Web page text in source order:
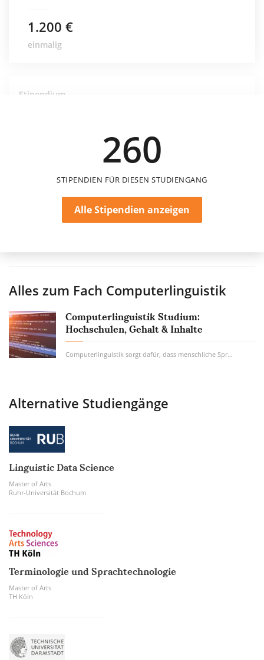
1.200 €
einmalig
Stipendium
260
STIPENDIEN FÜR DIESEN STUDIENGANG
Alle Stipendien anzeigen
Alles zum Fach Computerlinguistik
Computerlinguistik Studium:
Hochschulen, Gehalt & Inhalte
Computerlinguistik sorgt dafür, dass menschliche Sprache von Computersystemen analysiert...
Alternative Studiengänge
Linguistic Data Science
Master of Arts
Ruhr-Universität Bochum
Terminologie und Sprachtechnologie
Master of Arts
TH Köln